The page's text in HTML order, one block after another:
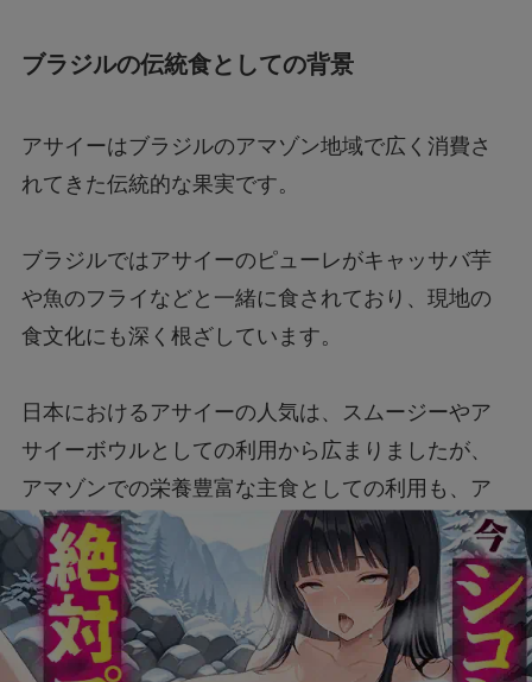
ブラジルの伝統食としての背景
アサイーはブラジルのアマゾン地域で広く消費さ
れてきた伝統的な果実です。
ブラジルではアサイーのピューレがキャッサバ芋
や魚のフライなどと一緒に食されており、現地の
食文化にも深く根ざしています。
日本におけるアサイーの人気は、スムージーやア
サイーボウルとしての利用から広まりましたが、
アマゾンでの栄養豊富な主食としての利用も、ア
サイーの栄養価を証明する一つの背景と言えるで
しょう。